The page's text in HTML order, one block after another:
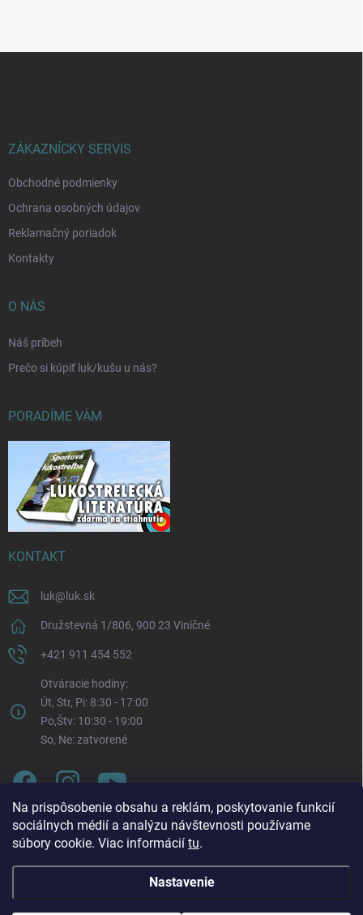
Na prispôsobenie obsahu a reklám, poskytovanie funkcií
sociálnych médií a analýzu návštevnosti používame
súbory cookie. Viac informácií tu.
Nastavenie
ZÁKAZNÍCKY SERVIS
Obchodné podmienky
Ochrana osobných údajov
Reklamačný poriadok
Kontakty
O NÁS
Náš príbeh
Prečo si kúpiť luk/kušu u nás?
PORADÍME VÁM
KONTAKT
luk@ luk.sk
Družstevná 1/806, 900 23 Viničné
+421 911 454 552
Otváracie hodiny:
Út, Str, Pi: 8:30 - 17:00
Po,Štv: 10:30 - 19:00
So, Ne: zatvorené